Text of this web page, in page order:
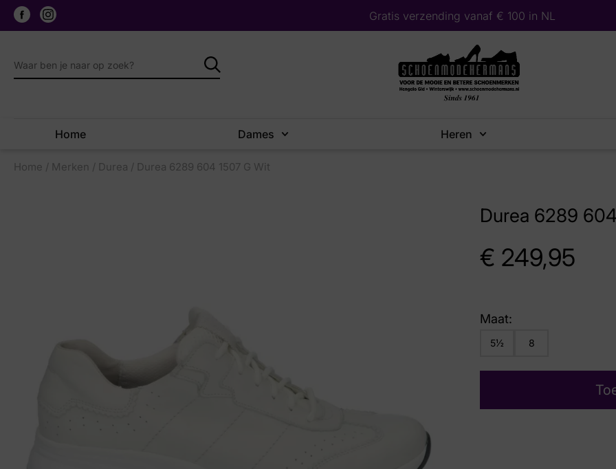
Gratis verzending vanaf € 100 in NL
Home Dames Heren
Home / Merken / Durea / Durea 6289 604 1507 G Wit
Durea 6289
€ 249,95
Maat:
5½ 8